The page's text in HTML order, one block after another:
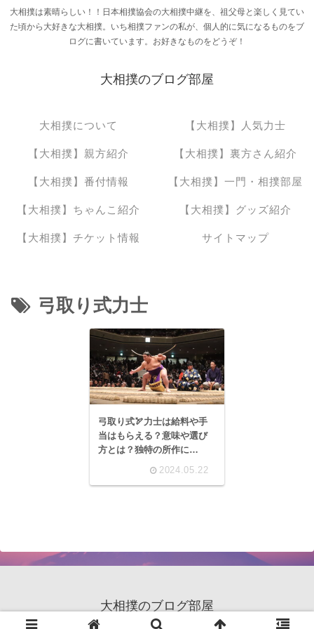
大相撲は素晴らしい！！日本相撲協会の大相撲中継を、祖父母と楽しく見てい
た頃から大好きな大相撲。いち相撲ファンの私が、個人的に気になるものをブ
ログに書いています。お好きなものをどうぞ！
大相撲のブログ部屋
大相撲について 【大相撲】人気力士
【大相撲】親方紹介 【大相撲】裏方さん紹介
【大相撲】番付情報 【大相撲】一門・相撲部屋
【大相撲】ちゃんこ紹介 【大相撲】グッズ紹介
【大相撲】チケット情報 サイトマップ
弓取り式力士
弓取り式🏹力士は給料や手
当はもらえる？意味や選び
方とは？独特の所作に
2024.05.22
大相撲のブログ部屋
© 2020 大相撲のブログ部屋.